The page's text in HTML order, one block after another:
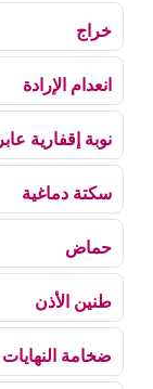
خراج
انعدام الإرادة
نوبة إقفارية عابرة
سكتة دماغية
حماض
طنين الأذن
ضخامة النهايات